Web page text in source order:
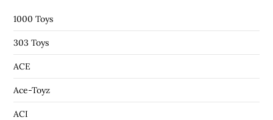
1000 Toys
303 Toys
ACE
Ace-Toyz
ACI